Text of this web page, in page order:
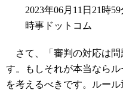
2023年06月11日21時59
時事ドットコム
さて、「審判の対応は問
す。もしそれが本当なら
を考えるべきです。ルー